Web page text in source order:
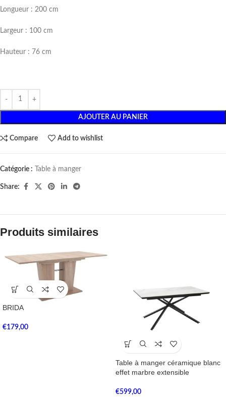
Longueur : 200 cm
Largeur : 100 cm
Hauteur : 76 cm
AJOUTER AU PANIER
Compare Add to wishlist
Catégorie : Table à manger
Share:
Produits similaires
BRIDA
€179,00
Table à manger céramique blanc
effet marbre extensible
€599,00